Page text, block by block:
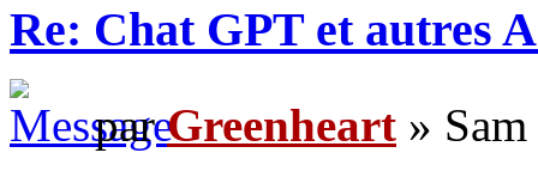
Re: Chat GPT et autres
parGreenheart »